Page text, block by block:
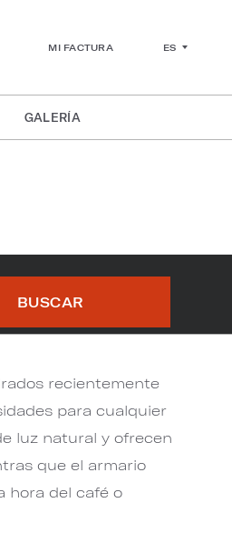
MI FACTURA ES
GALERÍA
BUSCAR
recientemente
para cualquier
luz natural y ofrecen
que el armario
hora del café o